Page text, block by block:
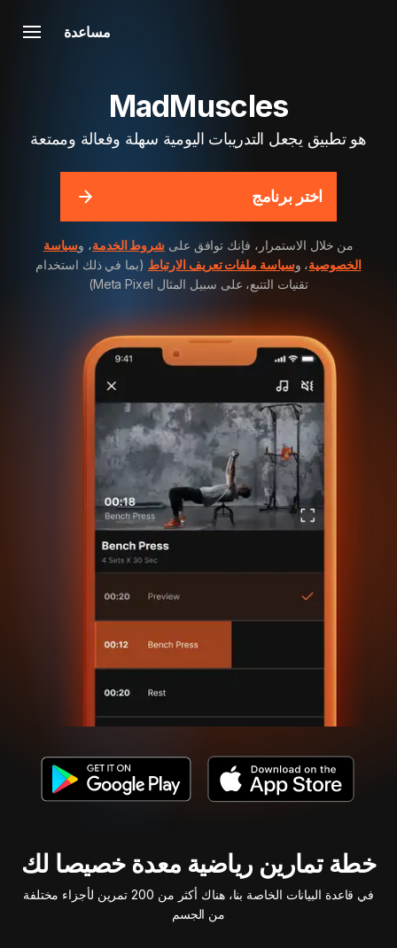
مساعدة
MadMuscles
هو تطبيق يجعل التدريبات اليومية سهلة وفعالة وممتعة
اختر برنامج
من خلال الاستمرار، فإنك توافق على شروط الخدمة، وسياسة
الخصوصية، وسياسة ملفات تعريف الارتباط (بما في ذلك استخدام
تقنيات التتبع، على سبيل المثال Meta Pixel)
خطة تمارين رياضية معدة خصيصا لك
في قاعدة البيانات الخاصة بنا، هناك أكثر من 200 تمرين لأجزاء مختلفة
من الجسم